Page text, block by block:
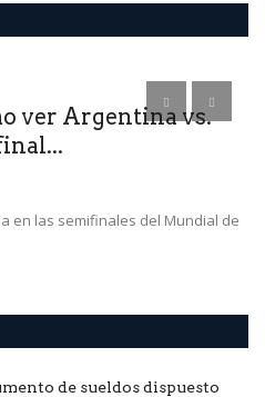
ver Argentina vs.
en las semifinales del Mundial de
de sueldos dispuesto